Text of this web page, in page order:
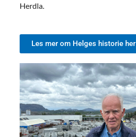
Herdla.
Les mer om Helges historie her